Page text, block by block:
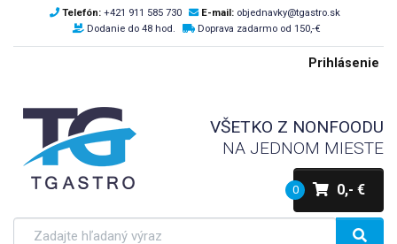
Telefón: +421 911 585 730 E-mail: objednavky@tgastro.sk
Dodanie do 48 hod.
Doprava zadarmo od 150,-€
Prihlásenie
VŠETKO Z NONFOODU
NA JEDNOM MIESTE
0 0,- €